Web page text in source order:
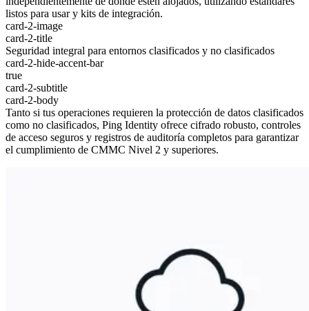
listos para usar y kits de integración.
card-2-image
card-2-title
Seguridad integral para entornos clasificados y no clasificados
card-2-hide-accent-bar
true
card-2-subtitle
card-2-body
Tanto si tus operaciones requieren la protección de datos clasificados
como no clasificados, Ping Identity ofrece cifrado robusto, controles
de acceso seguros y registros de auditoría completos para garantizar
el cumplimiento de CMMC Nivel 2 y superiores.